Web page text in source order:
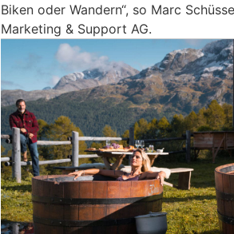
Biken oder Wandern“, so Marc
Marketing & Support AG.